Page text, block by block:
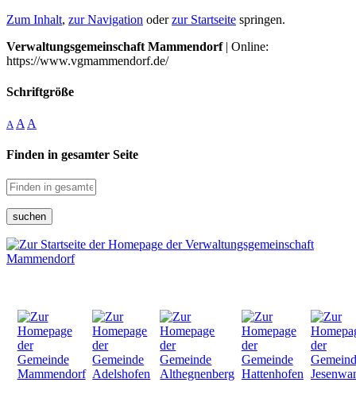
Zum Inhalt, zur Navigation oderzur Startseite springen.
Verwaltungsgemeinschaft Mammendorf| Online:
https://www.vgmammendorf.de/
Schriftgröße
A A A
Finden in gesamter Seite
suchen